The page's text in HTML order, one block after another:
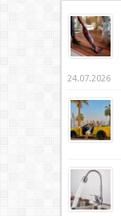
24.07.2026